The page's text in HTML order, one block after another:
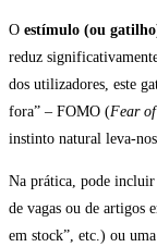
O estímulo (ou
reduz
dos utilizadores, este
fora” – FOMO (Fear
instinto natural leva-
Na prática, pode incluir
de vagas ou de artigos
em stock”, etc.) ou